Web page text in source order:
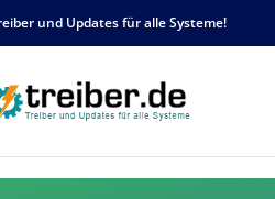
und Updates für alle Systeme!